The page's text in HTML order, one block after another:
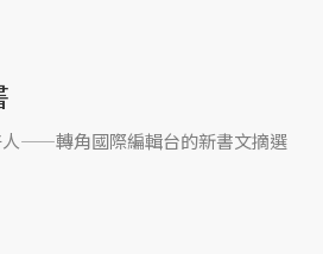
人——轉角國際編輯台的新書文摘選